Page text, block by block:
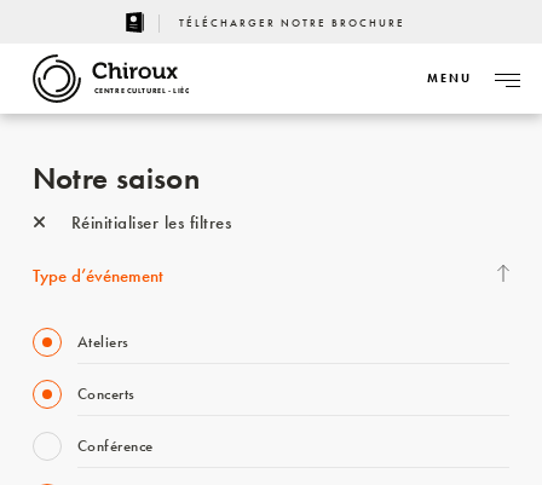
TÉLÉCHARGER NOTRE BROCHURE
CENTRE CULTUREL - LIÈGE
MENU
Notre saison
Réinitialiser les filtres
Type d’événement
Ateliers
Concerts
Conférence